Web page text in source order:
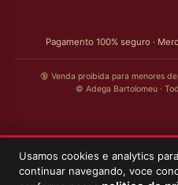
Usamos cookies e analytics
continuar navegando, voce
Pagamento 100% seguro ·
🔞 Venda proibida para menores
© Adega Bartolomeu ·